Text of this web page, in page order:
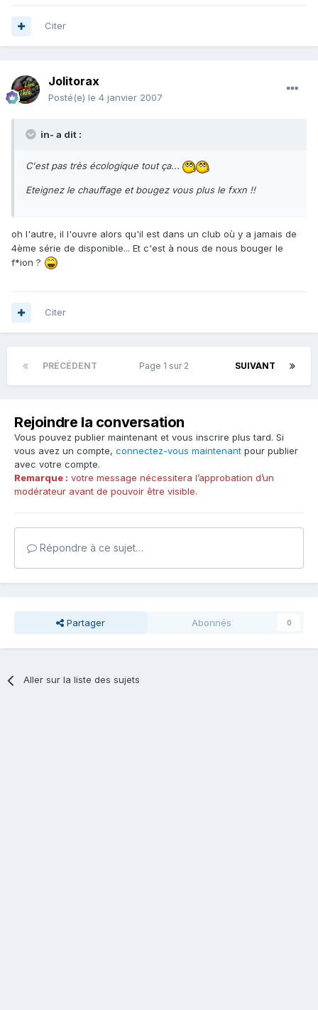
Citer
Jolitorax
Posté(e) le 4 janvier 2007
in- a dit :
C'est pas très écologique tout ça...
Eteignez le chauffage et bougez vous plus le fxxn !!
oh l'autre, il l'ouvre alors qu'il est dans un club où y a jamais de
4ème série de disponible... Et c'est à nous de nous bouger le
f*ion ?
Citer
PRÉCÉDENT SUIVANT
Page 1 sur 2
Rejoindre la conversation
Vous pouvez publier maintenant et vous inscrire plus tard. Si
vous avez un compte, connectez-vous maintenant pour publier
avec votre compte.
Remarque : votre message nécessitera l’approbation d’un
modérateur avant de pouvoir être visible.
Répondre à ce sujet…
Partager Abonnés 0
Aller sur la liste des sujets